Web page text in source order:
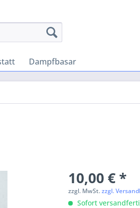
Dampfbasar
10,00 € *
zzgl. MwSt.zzgl.
Sofort